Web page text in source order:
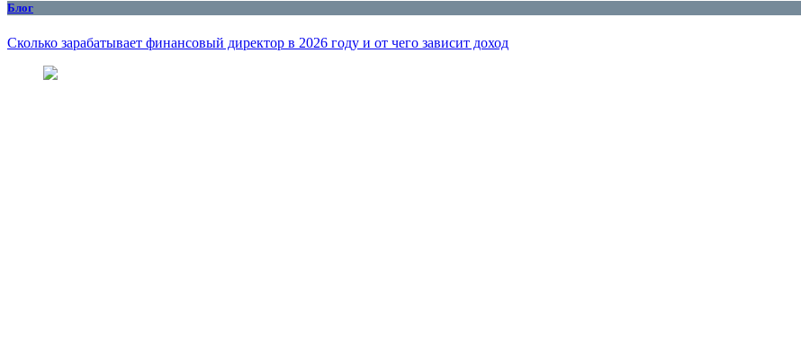
Блог
Сколько зарабатывает финансовый директор в 2026 году и от чего зависит доход